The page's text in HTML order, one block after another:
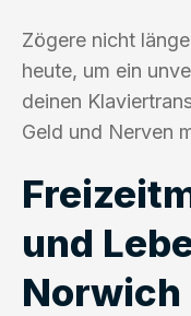
Zögere nicht
heute, um ein
deinen
Geld und Nerven
und
Norwich